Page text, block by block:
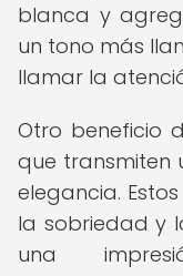
blanca y
un tono más
llamar la
Otro beneficio
que transmiten
elegancia.
la sobriedad y
una